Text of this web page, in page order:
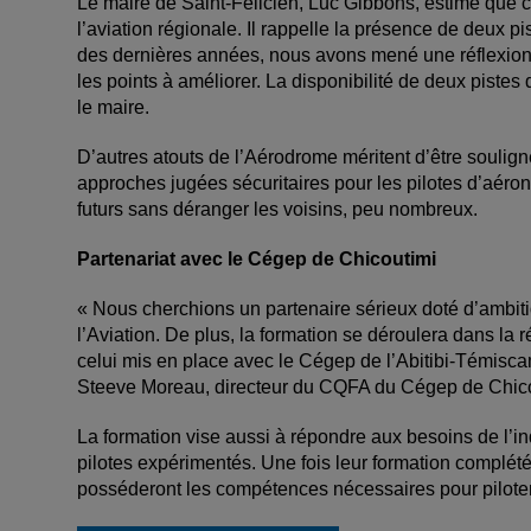
l’aviation régionale. Il rappelle la présence de deux
des dernières années, nous avons mené une
les points à améliorer. La disponibilité de deux
le maire.
D’autres atouts de l’Aérodrome méritent d’être
approches jugées sécuritaires pour les pilotes
futurs sans déranger les voisins, peu nombreux.
Partenariat avec le Cégep de Chicoutimi
« Nous cherchions un partenaire sérieux doté
l’Aviation. De plus, la formation se déroulera dans la
celui mis en place avec le Cégep de l’Abitibi-
Steeve Moreau, directeur du CQFA du Cégep de
La formation vise aussi à répondre aux besoins de
pilotes expérimentés. Une fois leur formation
posséderont les compétences nécessaires pour